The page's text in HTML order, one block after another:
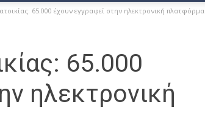
65.000 έχουν εγγραφεί στην ηλεκτρονική πλατφόρμα
65.000
ηλεκτρονική